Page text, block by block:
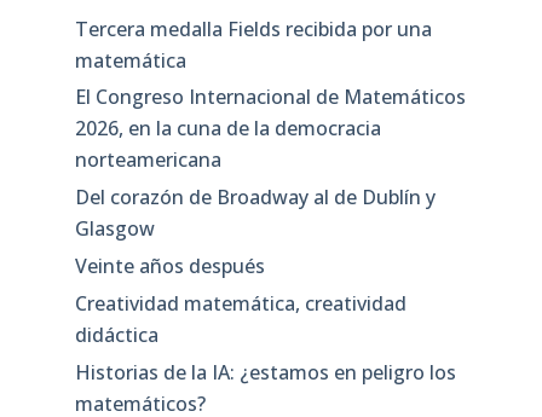
Tercera medalla Fields recibida por una
matemática
El Congreso Internacional de Matemáticos
2026, en la cuna de la democracia
norteamericana
Del corazón de Broadway al de Dublín y
Glasgow
Veinte años después
Creatividad matemática, creatividad
didáctica
Historias de la IA: ¿estamos en peligro los
matemáticos?